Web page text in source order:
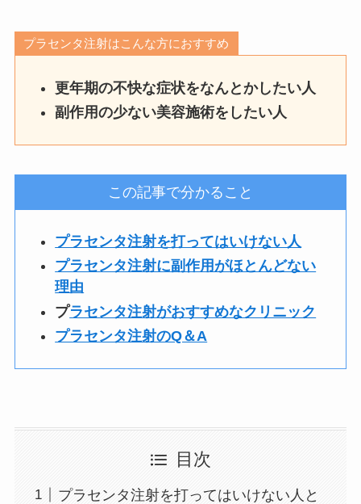
プラセンタ注射はこんな方におすすめ
更年期の不快な症状をなんとかしたい人
副作用の少ない美容施術をしたい人
この記事で分かること
プラセンタ注射を打ってはいけない人
プラセンタ注射に副作用がほとんどない
理由
プラセンタ注射がおすすめなクリニック
プラセンタ注射のQ＆A
目次
プラセンタ注射を打ってはいけない人と